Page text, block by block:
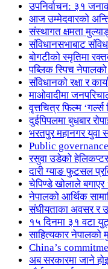
उपनिर्वाचन: ३१
आज उम्मेदवारको
संस्थागत क्षमता
संविधानसभाबाट
बोगटीको स्मृतिमा
पब्लिक स्पिच
संविधानको रक्षा र
माओवादीमा
वृत्तचित्र फिल्म ‘गर्ल्स
दुईपिपलमा बुधबार
भरतपुर महानगर युवा
Public
रसुवा उडेको
दारी ग्याङ फुटसल
चेपिण्डे खोलाले बगाएर
नेपालको आर्थिक
संघीयताका अवसर र
१५ दिनमा ३१ वटा
साहित्यकार नेपालको
China’s
अब सरकारमा जाने